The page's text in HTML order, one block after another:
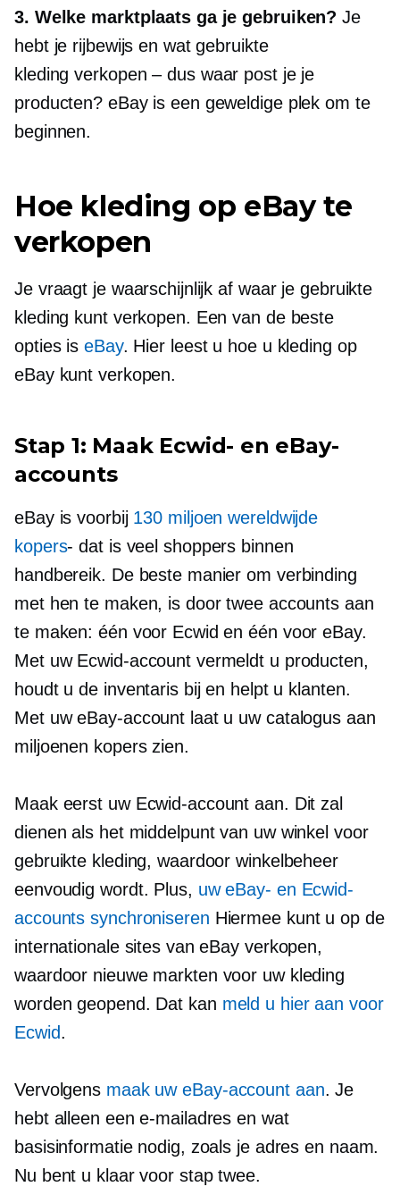
3. Welke marktplaats ga je gebruiken?Je
hebt je rijbewijs en wat gebruikte
kledingverkopen – duswaar post je je
producten? eBay is een geweldige plek om te
beginnen.
Hoe kleding op eBay te
verkopen
Je vraagt ​​je waarschijnlijk af waar je gebruikte
kleding kunt verkopen. Een van de beste
opties iseBay. Hier leest u hoe u kleding op
eBay kunt verkopen.
Stap 1: Maak Ecwid- en eBay-
accounts
eBay is voorbij 130 miljoen wereldwijde
kopers- dat isveel shoppers binnen
handbereik. De beste manier om verbinding
met hen te maken, is door twee accounts aan
te maken: één voor Ecwid en één voor eBay.
Met uw Ecwid-account vermeldt u producten,
houdt u de inventaris bij en helpt u klanten.
Met uw eBay-account laat u uw catalogus aan
miljoenen kopers zien.
Maak eerst uw Ecwid-account aan. Dit zal
dienen als het middelpunt van uw winkel voor
gebruikte kleding, waardoor winkelbeheer
eenvoudig wordt. Plus, uw eBay- en Ecwid-
accounts synchroniseren Hiermee kunt u op de
internationale sites van eBay verkopen,
waardoor nieuwe markten voor uw kleding
worden geopend. Dat kan meld u hier aan voor
Ecwid.
Vervolgens maak uw eBay-account aan. Je
hebt alleen een e-mailadres en wat
basisinformatie nodig, zoals je adres en naam.
Nu bent u klaar voor stap twee.